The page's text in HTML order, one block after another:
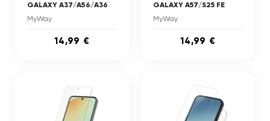
GALAXY A37/A56/A36
MyWay
14,99 €
GALAXY A57/S25 FE
MyWay
14,99 €